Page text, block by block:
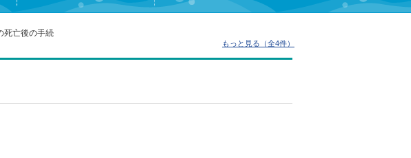
死亡後の手続
もっと見る（全4件）